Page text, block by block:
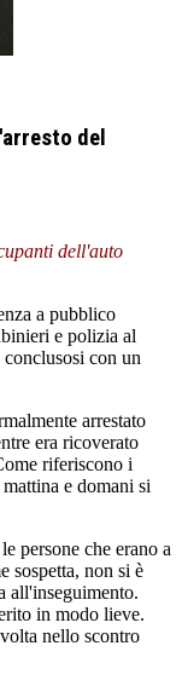
del
dell'auto
a pubblico
e polizia al
con un
arrestato
era ricoverato
riferiscono i
e domani si
persone che erano a
sospetta, non si è
all'inseguimento.
in modo lieve.
nello scontro